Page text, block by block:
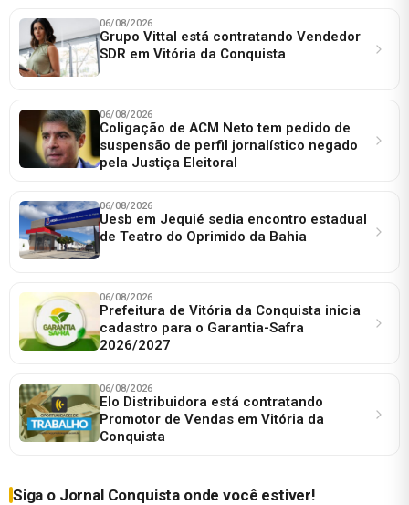
06/08/2026
Grupo Vittal está contratando Vendedor
SDR em Vitória da Conquista
06/08/2026
Coligação de ACM Neto tem pedido de
suspensão de perfil jornalístico negado
pela Justiça Eleitoral
06/08/2026
Uesb em Jequié sedia encontro estadual
de Teatro do Oprimido da Bahia
06/08/2026
Prefeitura de Vitória da Conquista inicia
cadastro para o Garantia-Safra
2026/2027
06/08/2026
Elo Distribuidora está contratando
Promotor de Vendas em Vitória da
Conquista
Siga o Jornal Conquista onde você estiver!